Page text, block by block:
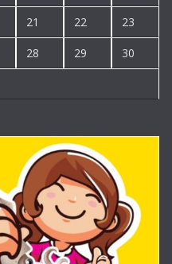
21 22 23
28 29 30